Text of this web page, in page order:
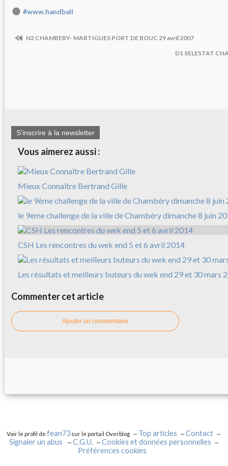
#www.handball
N2 CHAMBERY- MARTIGUES PORT DE BOUC 29 avril 2007
D1 SELESTAT
S'inscrire à la newsletter
Vous aimerez aussi :
Mieux Connaître Bertrand Gille
le 9ème challenge de la ville de Chambéry dimanche 8 juin
CSH Les rencontres du wek end 5 et 6 avril 2014
Les résultats et meilleurs buteurs du wek end 29 et 30 mars
Commenter cet article
Ajouter un commentaire
Voir le profil defean73 sur le portail Overblog Top articles
Contact
Signaler un abus
C.G.U.
Cookies et données personnelles
Préférences cookies